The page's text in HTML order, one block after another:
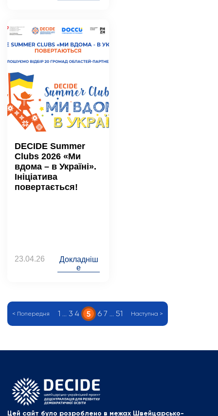
DECIDE Summer
Clubs 2026 «Ми
вдома – в Україні».
Ініціатива
повертається!
23.04.26
Докладніш
е
< Попередня 1 3 4 5 6 7 51 Наступна >
Цей сайт було розроблено в межах Швейцарсько-